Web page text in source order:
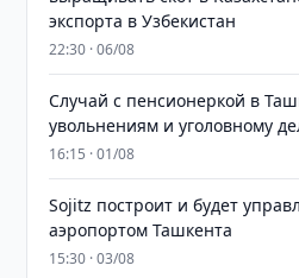
экспорта в Узбекистан
22:30 · 06/08
Случай с пенсионеркой в
увольнениям и уголовному
16:15 · 01/08
Sojitz построит и будет
аэропортом Ташкента
15:30 · 03/08